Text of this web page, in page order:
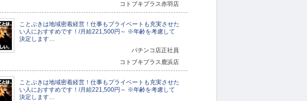
コトブキプラス赤羽店
ことぶきは地域密着経営！仕事もプライベートも充実させた
い人におすすめです！/月給221,500円～ ※年齢を考慮して
決定します…
パチンコ店正社員
コトブキプラス鹿浜店
ことぶきは地域密着経営！仕事もプライベートも充実させた
い人におすすめです！/月給221,500円～ ※年齢を考慮して
決定します…